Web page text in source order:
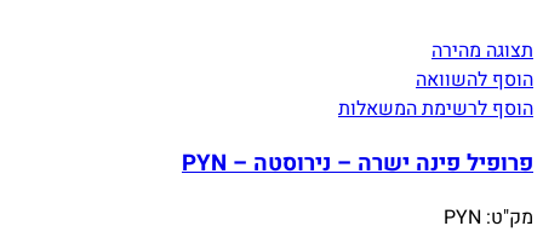
תצוגה מהירה
הוסף להשוואה
הוסף לרשימת המשאלות
פרופיל פינה ישרה – נירוסטה – PYN
מק"ט: PYN